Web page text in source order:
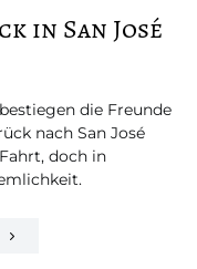
in San José
die Freunde
nach San José
doch in